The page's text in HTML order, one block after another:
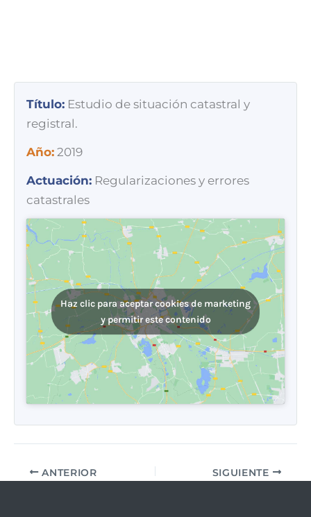
Título: Estudio de situación catastral y
registral.
Año: 2019
Actuación: Regularizaciones y errores
catastrales
Haz clic para aceptar cookies de marketing
y permitir este contenido
ANTERIOR SIGUIENTE